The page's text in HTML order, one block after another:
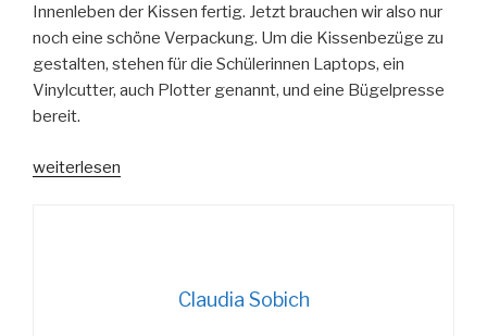
Innenleben der Kissen fertig. Jetzt brauchen wir also nur
noch eine schöne Verpackung. Um die Kissenbezüge zu
gestalten, stehen für die Schülerinnen Laptops, ein
Vinylcutter, auch Plotter genannt, und eine Bügelpresse
bereit.
„Eine
weiterlesen
Claudia Sobich